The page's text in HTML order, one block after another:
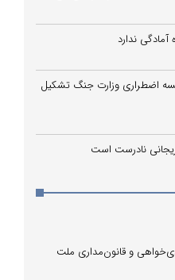
آمادگی ندارد
اضطراری وزارت جنگ تشکیل
نادرست است
و قانون‌مداری ملت